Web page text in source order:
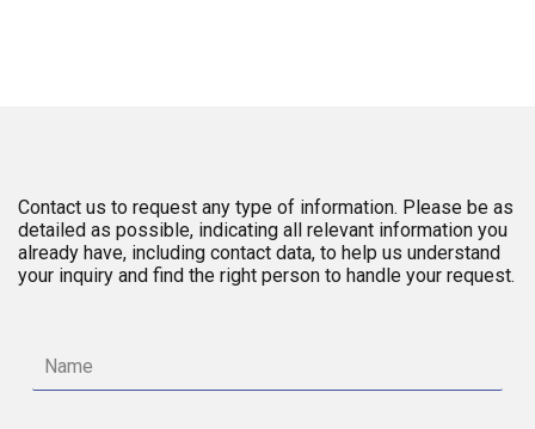
Contact us to request any type of information. Please be as
detailed as possible, indicating all relevant information you
already have, including contact data, to help us understand
your inquiry and find the right person to handle your request.